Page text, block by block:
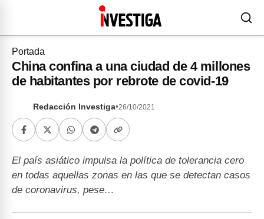
Portada
China confina a una ciudad de 4 millones
de habitantes por rebrote de covid-19
Redacción Investiga•26/10/2021
El país asiático impulsa la política de tolerancia cero
en todas aquellas zonas en las que se detectan casos
de coronavirus, pese…